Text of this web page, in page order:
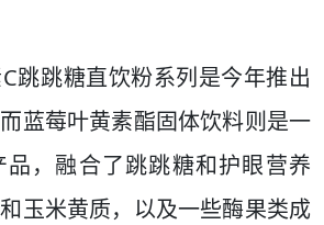
跳跳糖直饮粉系列是今年推出
蓝莓叶黄素酯固体饮料则是一
，融合了跳跳糖和护眼营养
玉米黄质，以及一些酶果类成